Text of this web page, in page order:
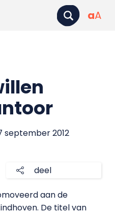
aA
september 2012
deel
aan de
De titel van